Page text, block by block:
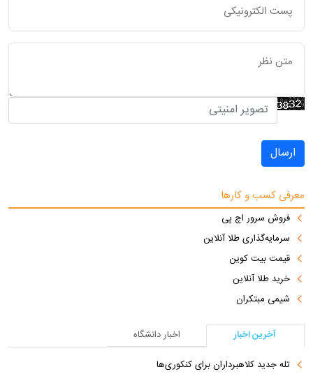
ارسال
معرفی کسب و کارها
فروش سرور اچ پی
سرمایه‌گذاری طلا آنلاین
قیمت بیت کوین
خرید طلا آنلاین
شیمی مبتکران
آخرین اخبار
اخبار دانشگاه
تله جدید کلاهبرداران برای کنکوری‌ها